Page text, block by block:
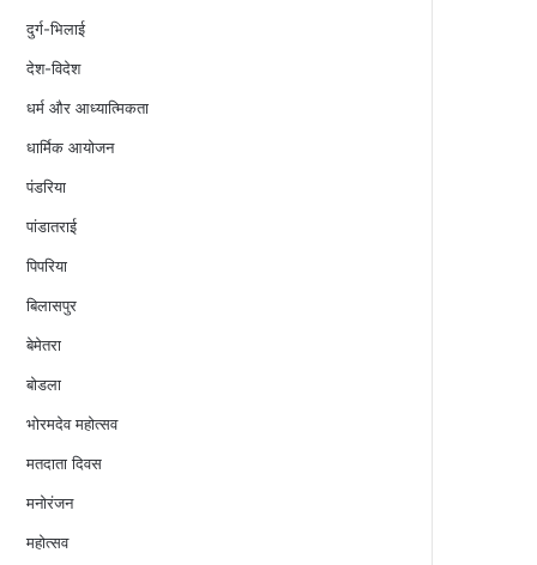
दुर्ग-भिलाई
देश-विदेश
धर्म और आध्यात्मिकता
धार्मिक आयोजन
पंडरिया
पांडातराई
पिपरिया
बिलासपुर
बेमेतरा
बोडला
भोरमदेव महोत्सव
मतदाता दिवस
मनोरंजन
महोत्सव